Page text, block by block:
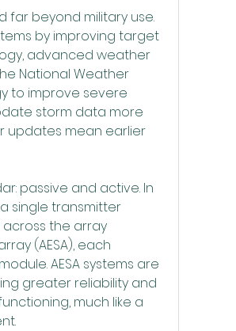
beyond military use.
by improving target
advanced weather
National Weather
to improve severe
storm data more
updates mean earlier
passive and active. In
single transmitter
the array
(AESA), each
AESA systems are
greater reliability and
much like a